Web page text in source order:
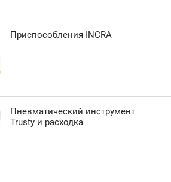
Приспособления INCRA
Пневматический инструмент
Trusty и расходка